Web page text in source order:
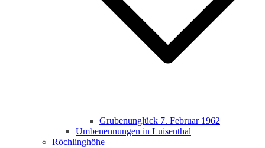
Grubenunglück 7. Februar 1962
Umbenennungen in Luisenthal
Röchlinghöhe